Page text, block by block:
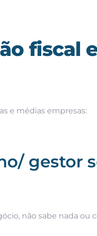
fiscal
e médias empresas:
gestor
não sabe nada ou